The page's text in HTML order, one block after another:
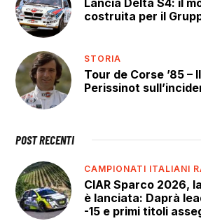
Lancia Delta S4: il
costruita per il
STORIA
Tour de Corse ’85 –
Perissinot
POST RECENTI
CAMPIONATI ITALIANI
CIAR Sparco 2026,
è lanciata: Daprà
-15 e primi titoli